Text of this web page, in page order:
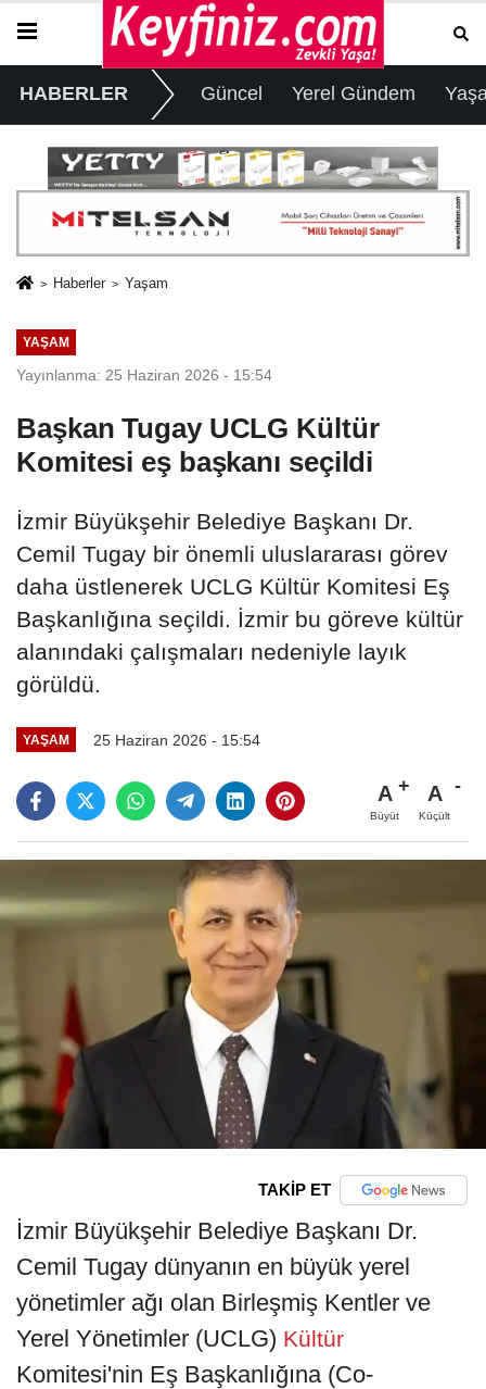
HABERLER Güncel Yerel Gündem
Haberler Yaşam
YAŞAM
Yayınlanma: 25 Haziran 2026 - 15:54
Başkan Tugay UCLG Kültür
Komitesi eş başkanı seçildi
İzmir Büyükşehir Belediye Başkanı Dr.
Cemil Tugay bir önemli uluslararası görev
daha üstlenerek UCLG Kültür Komitesi Eş
Başkanlığına seçildi. İzmir bu göreve kültür
alanındaki çalışmaları nedeniyle layık
görüldü.
YAŞAM 25 Haziran 2026 - 15:54
A
Büyüt
A
Küçült
TAKİP ET
İzmir Büyükşehir Belediye Başkanı Dr.
Cemil Tugay dünyanın en büyük yerel
yönetimler ağı olan Birleşmiş Kentler ve
Yerel Yönetimler (UCLG) Kültür
Komitesi'nin Eş Başkanlığına (Co-